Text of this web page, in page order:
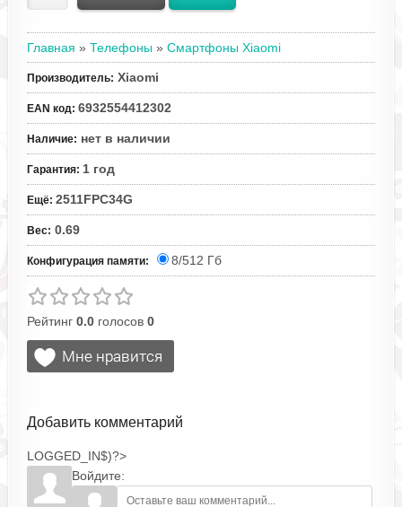
Главная » Телефоны » Смартфоны Xiaomi
Производитель: Xiaomi
EAN код: 6932554412302
Наличие: нет в наличии
Гарантия: 1 год
Ещё: 2511FPC34G
Вес: 0.69
Конфигурация памяти: 8/512 Гб
Рейтинг 0.0голосов 0
Добавить комментарий
LOGGED_IN$)?>
Войдите: